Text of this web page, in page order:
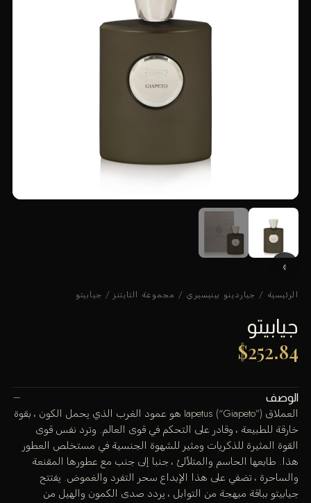
الرئيسية / جياردينو بينيسيري / مجموعة التايتنز / جيابيتو
جيابيتو
$252.84
الوصف
العملاق Iapetus (“Giapeto”) هو عمود الغرب الذي يحمل الكون ، بقوة
خارقة للطبيعة ، وقادر على التحكم في قوى العالم. وترد نفس قوى
القوة المثيرة للذكريات ومثير للشهوة الجنسية في مستخلص العطور
هذا. طابعها الحاسم والمتلألئ ، جنبا إلى جنب مع عطورها المقنعة
والساحرة ، تضفي على هذا الإبداع سحر التفرد والغموض. يفتتح
جيابيتو بباقة مبهجة من التوابل ، يردد صدى الكمون والهيل من